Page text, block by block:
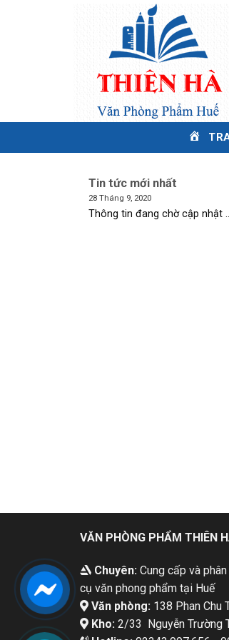
Tin tức mới nhất
28 Tháng 9, 2020
Thông tin đang chờ cập nhật
VĂN PHÒNG PHẨM THIÊN
Chuyên: Cung cấp và
cụ văn phong phẩm tại Huế
Văn phòng: 138 Phan Chu
Kho: 2/33 Nguyễn Trường